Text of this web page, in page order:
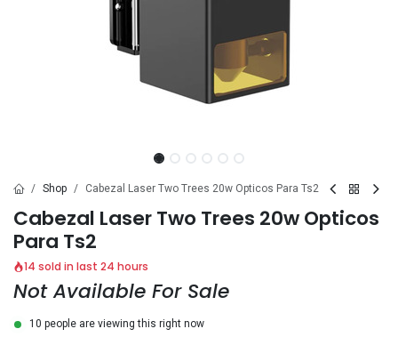
Shop Cabezal Laser Two Trees 20w Opticos Para Ts2
Cabezal Laser Two Trees 20w Opticos
Para Ts2
14 sold in last 24 hours
Not Available For Sale
10 people are viewing this right now